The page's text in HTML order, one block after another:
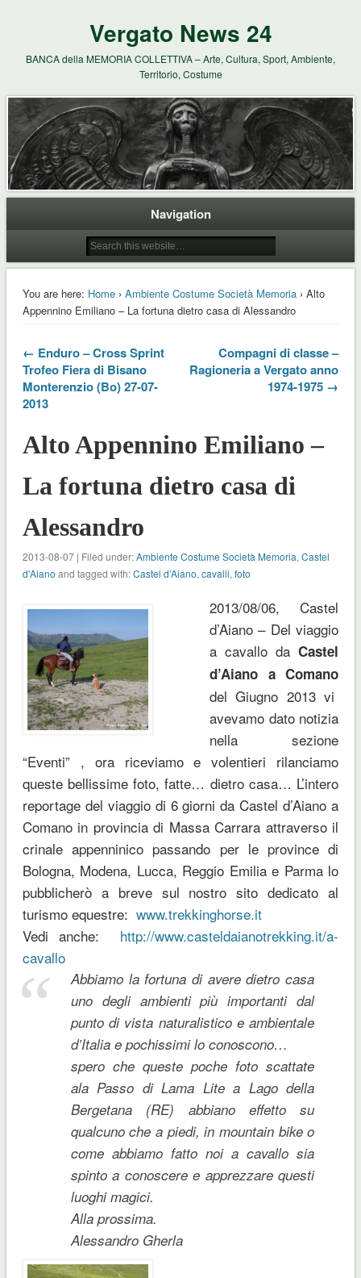
Vergato News 24
BANCA della MEMORIA COLLETTIVA – Arte, Cultura, Sport, Ambiente,
Territorio, Costume
Navigation
You are here: Home› Ambiente Costume Società Memoria› Alto
Appennino Emiliano – La fortuna dietro casa di Alessandro
← Enduro – Cross Sprint
Trofeo Fiera di Bisano
Monterenzio (Bo) 27-07-
2013
Compagni di classe –
Ragioneria a Vergato anno
1974-1975 →
Alto Appennino Emiliano –
La fortuna dietro casa di
Alessandro
2013-08-07 | Filed under:Ambiente Costume Società Memoria, Castel
d'Aiano and tagged with:Castel d’Aiano, cavalli, foto
2013/08/06, Castel
d’Aiano – Del viaggio
a cavallo da Castel
d’Aiano a Comano
del Giugno 2013 vi
avevamo dato notizia
nella sezione
“Eventi” , ora riceviamo e volentieri rilanciamo
queste bellissime foto, fatte… dietro casa… L’intero
reportage del viaggio di 6 giorni da Castel d’Aiano a
Comano in provincia di Massa Carrara attraverso il
crinale appenninico passando per le province di
Bologna, Modena, Lucca, Reggio Emilia e Parma lo
pubblicherò a breve sul nostro sito dedicato al
turismo equestre: www.trekkinghorse.it
Vedi anche: http://www.casteldaianotrekking.it/a-
cavallo
Abbiamo la fortuna di avere dietro casa
uno degli ambienti più importanti dal
punto di vista naturalistico e ambientale
d’Italia e pochissimi lo conoscono…
spero che queste poche foto scattate
ala Passo di Lama Lite a Lago della
Bergetana (RE) abbiano effetto su
qualcuno che a piedi, in mountain bike o
come abbiamo fatto noi a cavallo sia
spinto a conoscere e apprezzare questi
luoghi magici.
Alla prossima.
Alessandro Gherla